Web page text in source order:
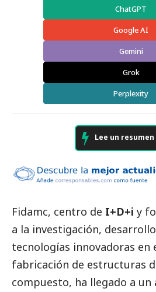
ChatGPT
Google AI
Gemini
Grok
Perplexity
Lee un
Fidamc, centro de I+D+i y
a la investigación,
tecnologías innovadoras en
fabricación de estructuras
compuesto, ha llegado a un